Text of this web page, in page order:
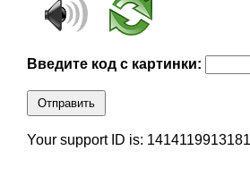
Введите код с картинки:
Отправить
Your support ID is: